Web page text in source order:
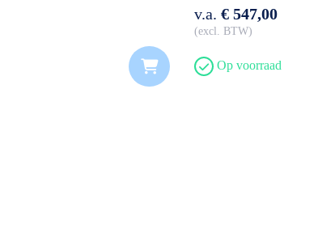
v.a. € 547,00
excl. BTW
Op voorraad